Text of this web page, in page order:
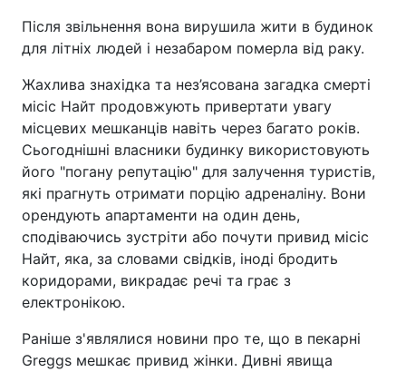
Після звільнення вона вирушила жити в будинок
для літніх людей і незабаром померла від раку.
Жахлива знахідка та нез’ясована загадка смерті
місіс Найт продовжують привертати увагу
місцевих мешканців навіть через багато років.
Сьогоднішні власники будинку використовують
його "погану репутацію" для залучення туристів,
які прагнуть отримати порцію адреналіну. Вони
орендують апартаменти на один день,
сподіваючись зустріти або почути привид місіс
Найт, яка, за словами свідків, іноді бродить
коридорами, викрадає речі та грає з
електронікою.
Раніше з'являлися новини про те, що в пекарні
Greggs мешкає привид жінки. Дивні явища